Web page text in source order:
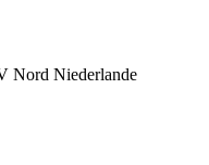
Nord Niederlande